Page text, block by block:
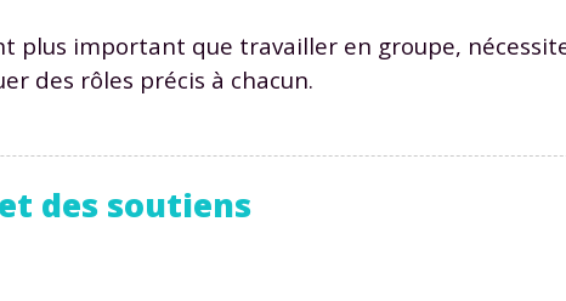
plus important que travailler en groupe,
des rôles précis à chacun.
des soutiens